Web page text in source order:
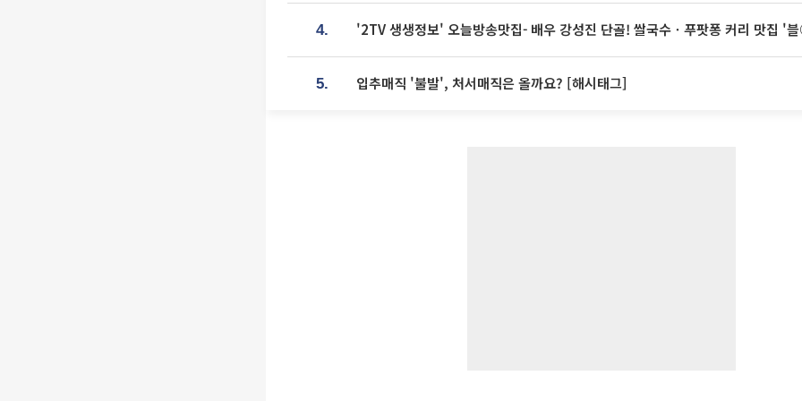
4. '2TV 생생정보' 오늘방송맛집- 배우 강성진 단골! 쌀국수ㆍ푸팟퐁 커리 맛
5. 입추매직 '불발', 처서매직은 올까요? [해시태그]